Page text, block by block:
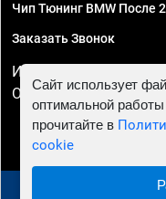
Чип Тюнинг BMW После
Заказать Звонок
ИП Смирнов Георгий
ОГРНИП
© 2010 - 2026 Чип
Сайт использует
оптимальной
прочитайте в
cookie